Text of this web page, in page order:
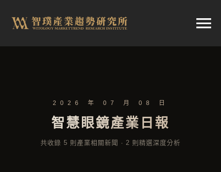
容
市場快訊
2026 年 07 月 08 日
智慧眼鏡產業日報
共收錄 5 則產業相關新聞 · 2 則精選深度分析